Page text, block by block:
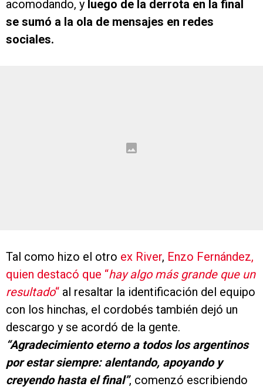
acomodando, y luego de la derrota en la final
se sumó a la ola de mensajes en redes
sociales.
Tal como hizo el otro ex River, Enzo Fernández,
quien destacó que “hay algo más grande que un
resultado“ al resaltar la identificación del equipo
con los hinchas, el cordobés también dejó un
descargo y se acordó de la gente.
“Agradecimiento eterno a todos los argentinos
por estar siempre: alentando, apoyando y
creyendo hasta el final”, comenzó escribiendo